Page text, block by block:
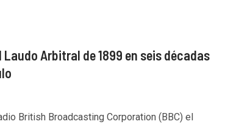
Arbitral de 1899 en seis décadas
British Broadcasting Corporation (BBC) el